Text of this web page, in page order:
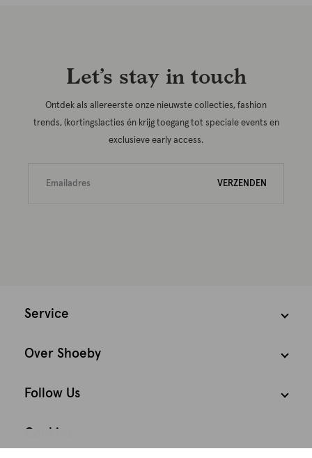
Let’s stay in touch
Ontdek als allereerste onze nieuwste collecties, fashion
trends, (kortings)acties én krijg toegang tot speciale events en
exclusieve early access.
VERZENDEN
Service
Over Shoeby
Follow Us